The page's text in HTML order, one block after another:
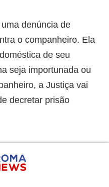
denúncia de
o companheiro. Ela
de seu
seja importunada ou
a Justiça vai
decretar prisão